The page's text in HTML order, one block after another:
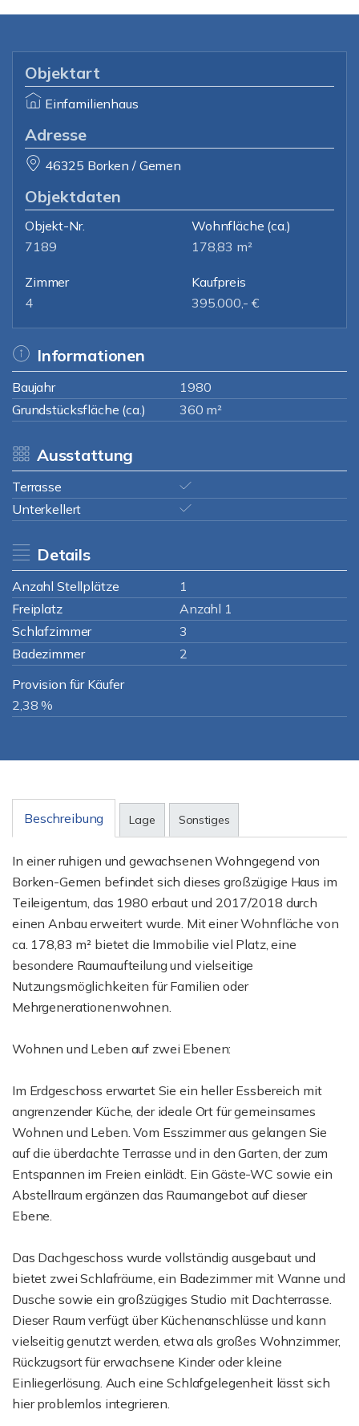
Objektart
Einfamilienhaus
Adresse
46325 Borken / Gemen
Objektdaten
Objekt-Nr.
7189
Wohnfläche (ca.)
178,83 m²
Zimmer
4
Kaufpreis
395.000,- €
Informationen
Baujahr
1980
Grundstücksfläche (ca.)
360 m²
Ausstattung
Terrasse
Unterkellert
Details
Anzahl Stellplätze
1
Freiplatz
Anzahl 1
Schlafzimmer
3
Badezimmer
2
Provision für Käufer
2,38 %
Beschreibung Lage Sonstiges
In einer ruhigen und gewachsenen Wohngegend von
Borken-Gemen befindet sich dieses großzügige Haus im
Teileigentum, das 1980 erbaut und 2017/2018 durch
einen Anbau erweitert wurde. Mit einer Wohnfläche von
ca. 178,83 m² bietet die Immobilie viel Platz, eine
besondere Raumaufteilung und vielseitige
Nutzungsmöglichkeiten für Familien oder
Mehrgenerationenwohnen.
Wohnen und Leben auf zwei Ebenen:
Im Erdgeschoss erwartet Sie ein heller Essbereich mit
angrenzender Küche, der ideale Ort für gemeinsames
Wohnen und Leben. Vom Esszimmer aus gelangen Sie
auf die überdachte Terrasse und in den Garten, der zum
Entspannen im Freien einlädt. Ein Gäste-WC sowie ein
Abstellraum ergänzen das Raumangebot auf dieser
Ebene.
Das Dachgeschoss wurde vollständig ausgebaut und
bietet zwei Schlafräume, ein Badezimmer mit Wanne und
Dusche sowie ein großzügiges Studio mit Dachterrasse.
Dieser Raum verfügt über Küchenanschlüsse und kann
vielseitig genutzt werden, etwa als großes Wohnzimmer,
Rückzugsort für erwachsene Kinder oder kleine
Einliegerlösung. Auch eine Schlafgelegenheit lässt sich
hier problemlos integrieren.